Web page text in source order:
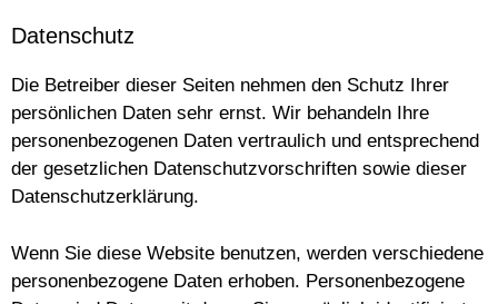
Datenschutz
Die Betreiber dieser Seiten nehmen den Schutz Ihrer
persönlichen Daten sehr ernst. Wir behandeln Ihre
personenbezogenen Daten vertraulich und entsprechend
der gesetzlichen Datenschutzvorschriften sowie dieser
Datenschutzerklärung.
Wenn Sie diese Website benutzen, werden verschiedene
personenbezogene Daten erhoben. Personenbezogene